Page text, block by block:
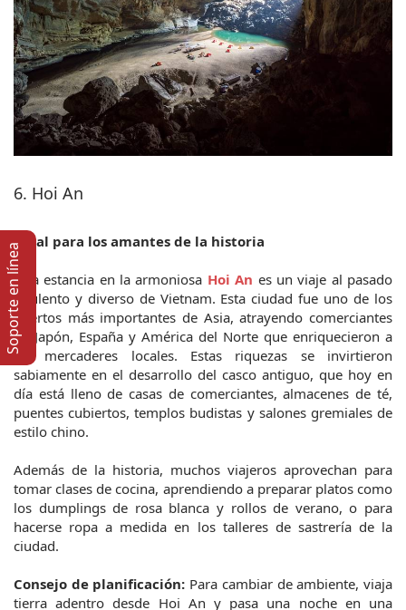
6. Hoi An
Ideal para los amantes de la historia
Una estancia en la armoniosa Hoi An es un viaje al pasado
opulento y diverso de Vietnam. Esta ciudad fue uno de los
puertos más importantes de Asia, atrayendo comerciantes
de Japón, España y América del Norte que enriquecieron a
los mercaderes locales. Estas riquezas se invirtieron
sabiamente en el desarrollo del casco antiguo, que hoy en
día está lleno de casas de comerciantes, almacenes de té,
puentes cubiertos, templos budistas y salones gremiales de
estilo chino.
Además de la historia, muchos viajeros aprovechan para
tomar clases de cocina, aprendiendo a preparar platos como
los dumplings de rosa blanca y rollos de verano, o para
hacerse ropa a medida en los talleres de sastrería de la
ciudad.
Consejo de planificación: Para cambiar de ambiente, viaja
tierra adentro desde Hoi An y pasa una noche en una
Soporte en lí­nea